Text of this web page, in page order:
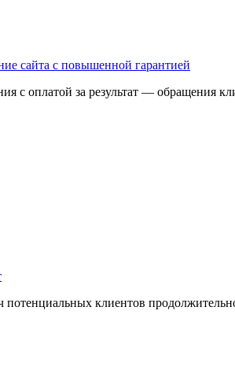
сайта с повышенной гарантией
с оплатой за результат — обращения
клиентов